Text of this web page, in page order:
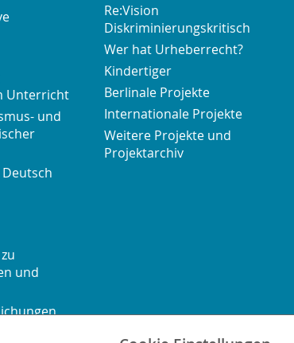
Unterricht
und
und
Re:Vision
Diskriminierungskritisch
Wer hat Urheberrecht?
Kindertiger
Berlinale Projekte
Internationale Projekte
Weitere Projekte und
Projektarchiv